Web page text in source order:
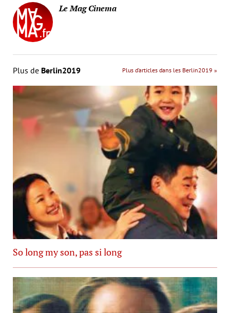
Le Mag Cinema
Plus de Berlin2019 Plus d’articles dans les Berlin2019 »
So long my son, pas si long